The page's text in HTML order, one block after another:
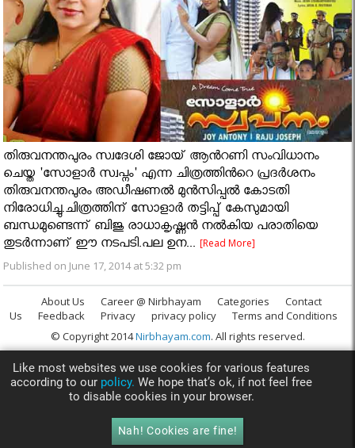
തിരുവനന്തപുരം സ്വദേശി ജോയ് ആൻറണി സംവിധാനം
ചെയ്ത 'സോളാർ സ്വപ്നം' എന്ന ചിത്രത്തിൻറെ പ്രദർശനം
തിരുവനന്തപുരം അഡീഷണൽ മുൻസിപ്പൽ കോടതി
നിരോധിച്ചു.ചിത്രത്തിന് സോളാർ തട്ടിപ്പ് കേസുമായി
ബന്ധമുണ്ടെന്ന് ബിജു രാധാകൃഷ്ണൻ നൽകിയ പരാതിയെ
തുടർന്നാണ് ഈ നടപടി.പല ഉന...[Read More]
Published on June 17, 2014 at 5:32 pm
About Us Career @ Nirbhayam Categories
Contact
Us
Feedback Privacy privacy policy
Terms and Conditions
© Copyright 2014Nirbhayam.com. All rights reserved.
Like most websites we use cookies for various features
according to our policy. We hope that’s ok, if not feel free
to disable cookies in your browser.
Nah! Cookies are fine!